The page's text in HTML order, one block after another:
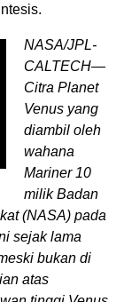
NASA/JPL-
CALTECH—
Citra Planet
Venus yang
diambil oleh
wahana
Mariner 10
milik Badan
(NASA) pada
sejak lama
bukan di
atas